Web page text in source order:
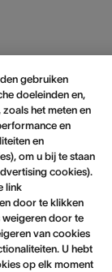
gebruiken
doeleinden en,
het meten en
en
en
om u bij te staan
cookies).
link
door te klikken
door te
van cookies
U hebt
op elk moment